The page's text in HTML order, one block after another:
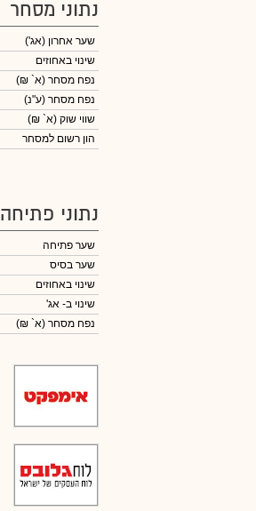
נתוני מסחר
שער אחרון (אג')
שינוי באחוזים
נפח מסחר (א` ₪)
נפח מסחר (ע"נ)
שווי שוק (א` ₪)
הון רשום למסחר
נתוני פתיחה
שער פתיחה
שער בסיס
שינוי באחוזים
שינוי ב- אג'
נפח מסחר (א` ₪)